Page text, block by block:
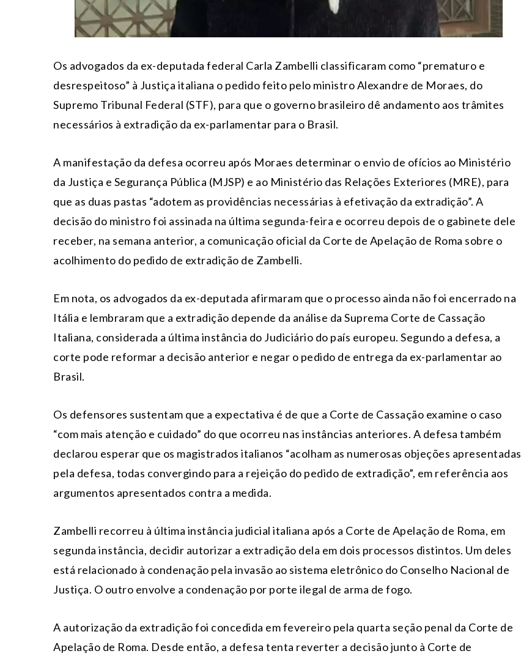
Os advogados da ex-deputada federal Carla Zambelli classificaram como “prematuro e
desrespeitoso” à Justiça italiana o pedido feito pelo ministro Alexandre de Moraes, do
Supremo Tribunal Federal (STF), para que o governo brasileiro dê andamento aos trâmites
necessários à extradição da ex-parlamentar para o Brasil.
A manifestação da defesa ocorreu após Moraes determinar o envio de ofícios ao Ministério
da Justiça e Segurança Pública (MJSP) e ao Ministério das Relações Exteriores (MRE), para
que as duas pastas “adotem as providências necessárias à efetivação da extradição”. A
decisão do ministro foi assinada na última segunda-feira e ocorreu depois de o gabinete dele
receber, na semana anterior, a comunicação oficial da Corte de Apelação de Roma sobre o
acolhimento do pedido de extradição de Zambelli.
Em nota, os advogados da ex-deputada afirmaram que o processo ainda não foi encerrado na
Itália e lembraram que a extradição depende da análise da Suprema Corte de Cassação
Italiana, considerada a última instância do Judiciário do país europeu. Segundo a defesa, a
corte pode reformar a decisão anterior e negar o pedido de entrega da ex-parlamentar ao
Brasil.
Os defensores sustentam que a expectativa é de que a Corte de Cassação examine o caso
“com mais atenção e cuidado” do que ocorreu nas instâncias anteriores. A defesa também
declarou esperar que os magistrados italianos “acolham as numerosas objeções apresentadas
pela defesa, todas convergindo para a rejeição do pedido de extradição”, em referência aos
argumentos apresentados contra a medida.
Zambelli recorreu à última instância judicial italiana após a Corte de Apelação de Roma, em
segunda instância, decidir autorizar a extradição dela em dois processos distintos. Um deles
está relacionado à condenação pela invasão ao sistema eletrônico do Conselho Nacional de
Justiça. O outro envolve a condenação por porte ilegal de arma de fogo.
A autorização da extradição foi concedida em fevereiro pela quarta seção penal da Corte de
Apelação de Roma. Desde então, a defesa tenta reverter a decisão junto à Corte de